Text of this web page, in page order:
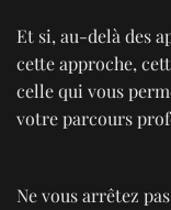
Et si, au-delà des
cette approche,
celle qui vous
votre parcours
Ne vous arrêtez